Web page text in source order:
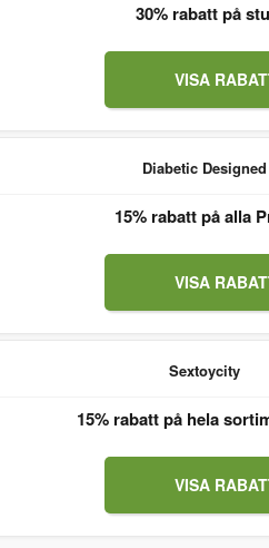
30% rabatt på
VISA
Diabetic Designed
15% rabatt på alla
VISA
Sextoycity
15% rabatt på hela
VISA